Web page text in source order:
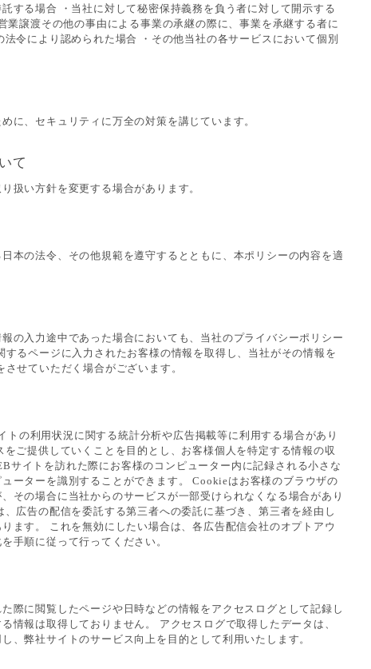
する場合 ・当社に対して秘密保持義務を負う者に対して開示する
業譲渡その他の事由による事業の承継の際に、事業を承継する者に
令により認められた場合 ・その他当社の各サービスにおいて個別
に、セキュリティに万全の対策を講じています。
て
扱い方針を変更する場合があります。
本の法令、その他規範を遵守するとともに、本ポリシーの内容を適
の入力途中であった場合においても、当社のプライバシーポリシー
るページに入力されたお客様の情報を取得し、当社がその情報を
せていただく場合がございます。
の利用状況に関する統計分析や広告掲載等に利用する場合があり
ご提供していくことを目的とし、お客様個人を特定する情報の収
サイトを訪れた際にお客様のコンピューター内に記録される小さな
ーターを識別することができます。 Cookieはお客様のブラウザの
その場合に当社からのサービスが一部受けられなくなる場合があり
広告の配信を委託する第三者への委託に基づき、第三者を経由し
ます。 これを無効にしたい場合は、各広告配信会社のオプトアウ
手順に従って行ってください。
際に閲覧したページや日時などの情報をアクセスログとして記録し
情報は取得しておりません。 アクセスログで取得したデータは、
、弊社サイトのサービス向上を目的として利用いたします。